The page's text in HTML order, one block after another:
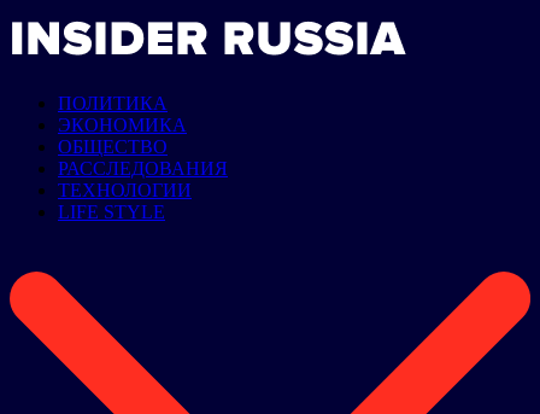
ПОЛИТИКА
ЭКОНОМИКА
ОБЩЕСТВО
РАССЛЕДОВАНИЯ
ТЕХНОЛОГИИ
LIFE STYLE